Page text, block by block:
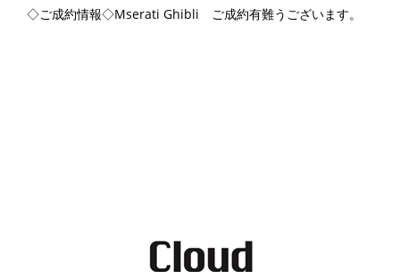
◇ご成約情報◇Mserati Ghibli ご成約有難うございます。